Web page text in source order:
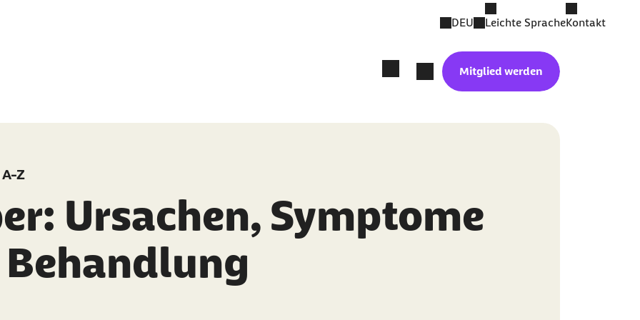
DEU Leichte SpracheKontakt
Mitglied werden
Z
Ursachen, Symptome